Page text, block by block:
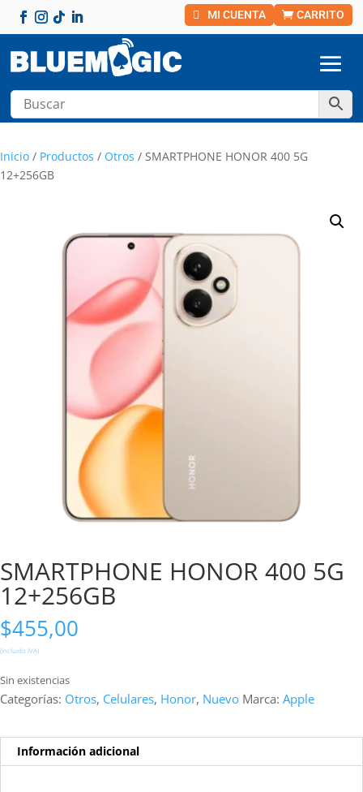
MI CUENTA CARRITO
Inicio / Productos / Otros / SMARTPHONE HONOR 400 5G
12+256GB
SMARTPHONE HONOR 400 5G
12+256GB
$455,00
(Incluido IVA)
Sin existencias
Categorías: Otros, Celulares, Honor, Nuevo Marca: Apple
Información adicional